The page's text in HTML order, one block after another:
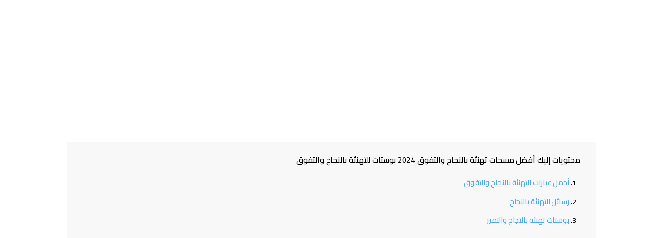
محتويات إليك أفضل مسجات تهنئة بالنجاح والتفوق 2024 بوستات للتهنئة بالنجاح والتفوق
أجمل عبارات التهنئة بالنجاح والتفوق
رسائل التهنئة بالنجاح
بوستات تهنئة بالنجاح والتميز